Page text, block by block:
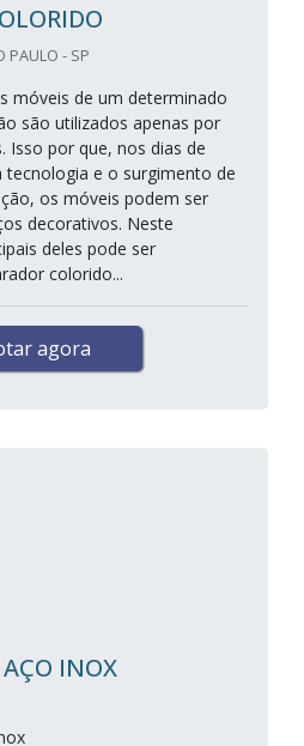
PAULO - SP
móveis de um determinado
são utilizados apenas por
Isso por que, nos dias de
e o surgimento de
os móveis podem ser
decorativos. Neste
deles pode ser
colorido...
agora
INOX